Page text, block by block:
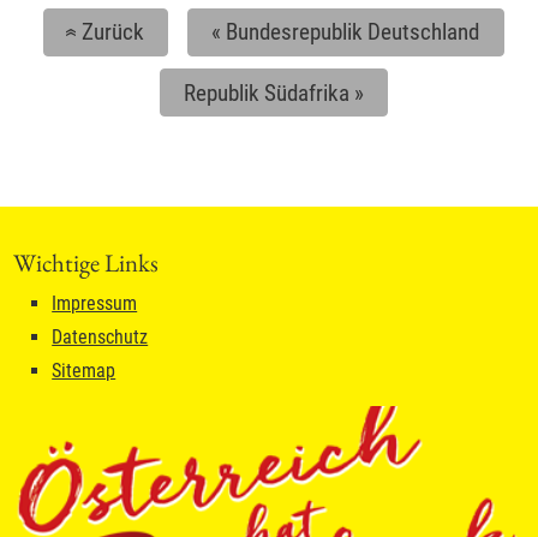
«Zurück « Bundesrepublik Deutschland
Republik Südafrika »
Wichtige Links
Impressum
Datenschutz
Sitemap